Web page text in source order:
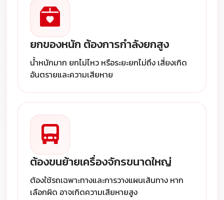
ยกของหนัก ต้องการกำลังยกสูง
น้ำหนักมาก ยกไม่ไหว หรือระยะยกไม่ถึง เสี่ยงเกิด
อันตรายและความเสียหาย
ต้องขนย้ายเครื่องจักรขนาดใหญ่
ต้องใช้รถเฉพาะทางและการวางแผนเส้นทาง หาก
เลือกผิด อาจเกิดความเสียหายสูง